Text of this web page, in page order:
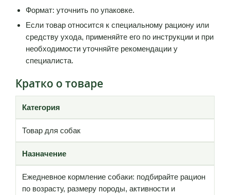
Формат: уточнить по упаковке.
Если товар относится к специальному рациону или
средству ухода, применяйте его по инструкции и при
необходимости уточняйте рекомендации у
специалиста.
Кратко о товаре
Категория
Товар для собак
Назначение
Ежедневное кормление собаки: подбирайте рацион
по возрасту, размеру породы, активности и